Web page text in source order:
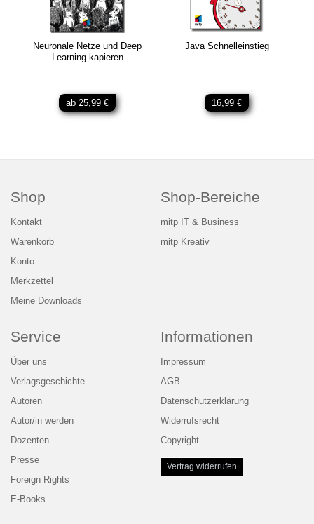
Neuronale Netze und Deep
Learning kapieren
ab 25,99 €
Java Schnelleinstieg
16,99 €
Shop
Kontakt
Warenkorb
Konto
Merkzettel
Meine Downloads
Shop-Bereiche
mitp IT & Business
mitp Kreativ
Service
Über uns
Verlagsgeschichte
Autoren
Autor/in werden
Dozenten
Presse
Foreign Rights
E-Books
Informationen
Impressum
AGB
Datenschutzerklärung
Widerrufsrecht
Copyright
Vertrag widerrufen